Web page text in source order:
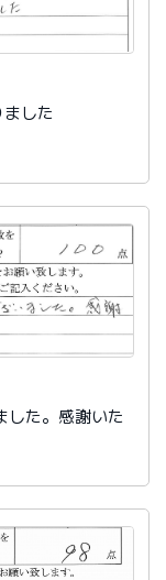
した
した。感謝いた